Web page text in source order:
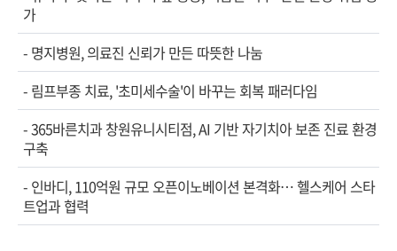
가
- 명지병원, 의료진 신뢰가 만든 따뜻한 나눔
- 림프부종 치료, '초미세수술'이 바꾸는 회복 패러다임
-365바른치과 창원유니시티점, AI 기반 자기치아 보존 진료 환경
구축
- 인바디, 110억원 규모 오픈이노베이션 본격화… 헬스케어 스타
트업과 협력